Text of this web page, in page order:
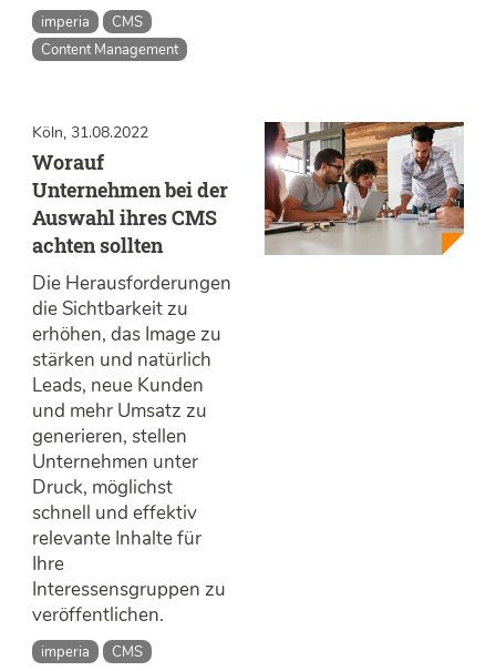
imperia
CMS
Content Management
Köln, 31.08.2022
Worauf
Unternehmen bei der
Auswahl ihres CMS
achten sollten
Die Herausforderungen
die Sichtbarkeit zu
erhöhen, das Image zu
stärken und natürlich
Leads, neue Kunden
und mehr Umsatz zu
generieren, stellen
Unternehmen unter
Druck, möglichst
schnell und effektiv
relevante Inhalte für
Ihre
Interessensgruppen zu
veröffentlichen.
imperia CMS